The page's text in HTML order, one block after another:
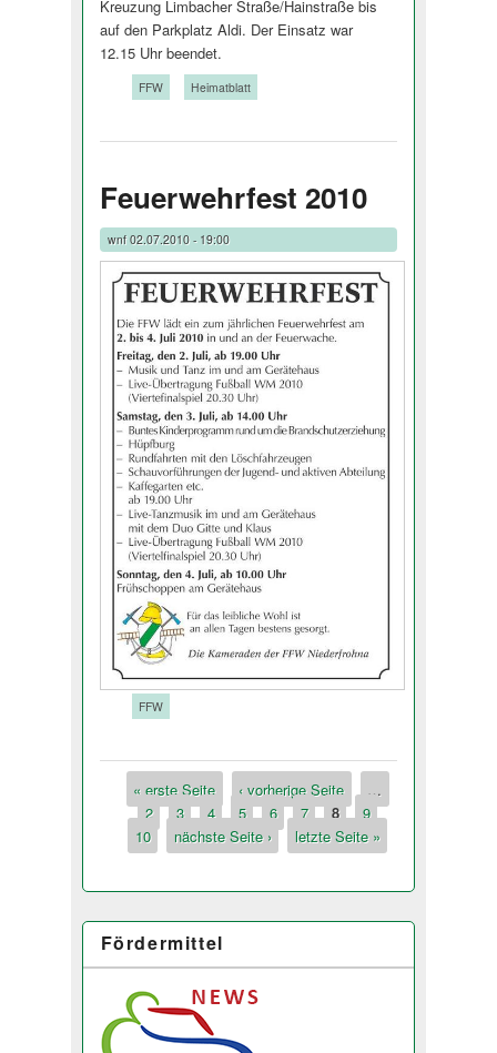
Kreuzung Limbacher Straße/Hainstraße bis
auf den Parkplatz Aldi. Der Einsatz war
12.15 Uhr beendet.
FFW Heimatblatt
Feuerwehrfest 2010
wnf02.07.2010 - 19:00
FFW
Seiten
« erste Seite ‹ vorherige Seite
…
2
3 4 5 6 7 8
9
10
nächste Seite › letzte Seite »
Fördermittel